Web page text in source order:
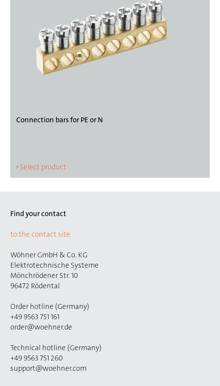
Connection bars for PE or N
Select product
Find your contact
to the contact site
Wöhner GmbH & Co. KG
Elektrotechnische Systeme
Mönchrödener Str. 10
96472 Rödental
Order hotline (Germany)
+49 9563 751 161
order@woehner.de
Technical hotline (Germany)
+49 9563 751 260
support@woehner.com